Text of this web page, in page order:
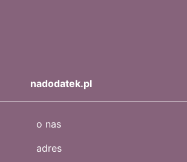
nadodatek.pl
o nas
adres